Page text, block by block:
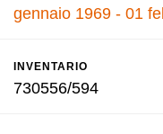
gennaio 1969 - 01
INVENTARIO
730556/594